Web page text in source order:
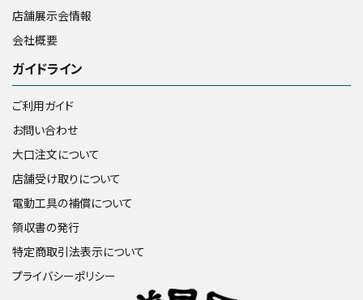
店舗展示会情報
会社概要
ガイドライン
ご利用ガイド
お問い合わせ
大口注文について
店舗受け取りについて
電動工具の補償について
領収書の発行
特定商取引法表示について
プライバシーポリシー